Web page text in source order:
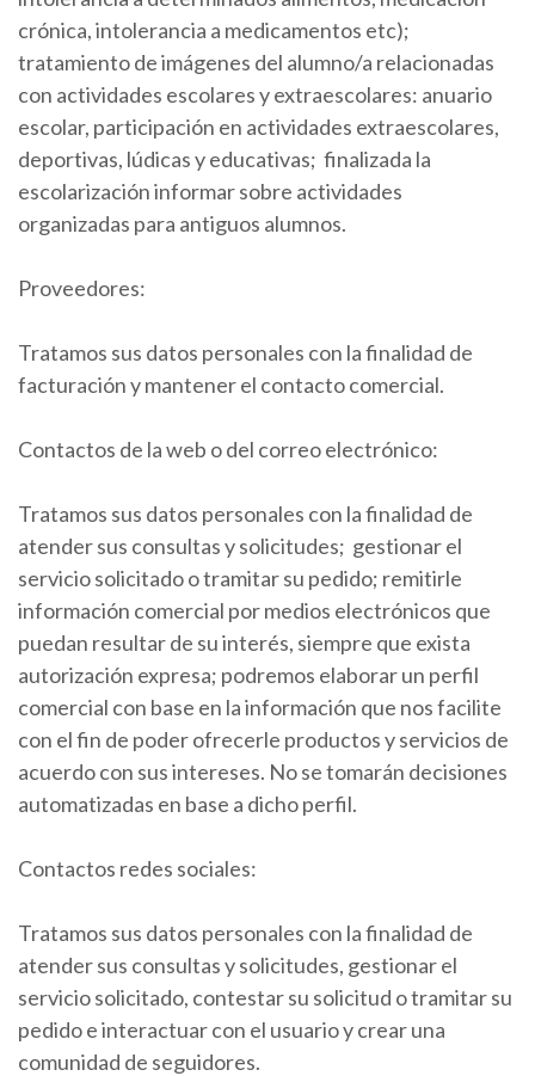
crónica, intolerancia a medicamentos etc);
tratamiento de imágenes del alumno/a relacionadas
con actividades escolares y extraescolares: anuario
escolar, participación en actividades extraescolares,
deportivas, lúdicas y educativas; finalizada la
escolarización informar sobre actividades
organizadas para antiguos alumnos.
Proveedores:
Tratamos sus datos personales con la finalidad de
facturación y mantener el contacto comercial.
Contactos de la web o del correo electrónico:
Tratamos sus datos personales con la finalidad de
atender sus consultas y solicitudes; gestionar el
servicio solicitado o tramitar su pedido; remitirle
información comercial por medios electrónicos que
puedan resultar de su interés, siempre que exista
autorización expresa; podremos elaborar un perfil
comercial con base en la información que nos facilite
con el fin de poder ofrecerle productos y servicios de
acuerdo con sus intereses. No se tomarán decisiones
automatizadas en base a dicho perfil.
Contactos redes sociales:
Tratamos sus datos personales con la finalidad de
atender sus consultas y solicitudes, gestionar el
servicio solicitado, contestar su solicitud o tramitar su
pedido e interactuar con el usuario y crear una
comunidad de seguidores.